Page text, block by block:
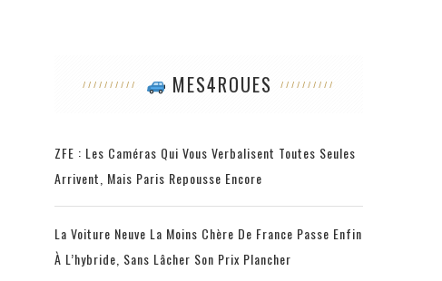
MES4ROUES
ZFE : Les Caméras Qui Vous Verbalisent Toutes Seules
Arrivent, Mais Paris Repousse Encore
La Voiture Neuve La Moins Chère De France Passe Enfin
À L’hybride, Sans Lâcher Son Prix Plancher